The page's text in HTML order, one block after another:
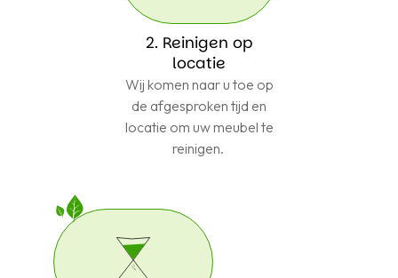
2. Reinigen op
locatie
Wij komen naar u toe op
de afgesproken tijd en
locatie om uw meubel te
reinigen.